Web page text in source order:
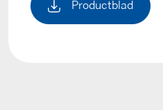
Productblad